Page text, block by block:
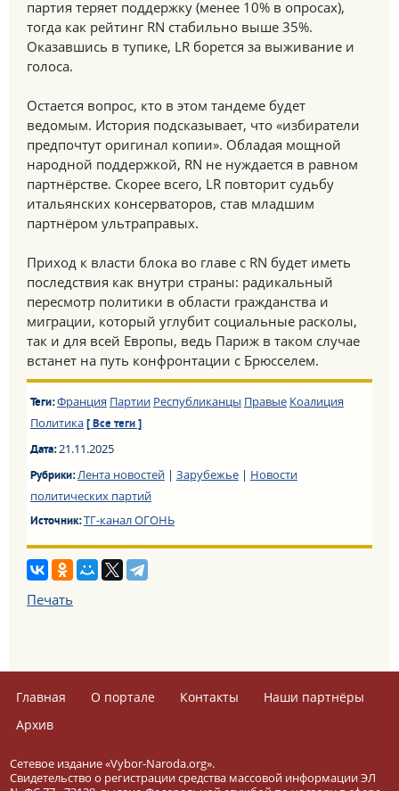
партия теряет поддержку (менее 10% в опросах),
тогда как рейтинг RN стабильно выше 35%.
Оказавшись в тупике, LR борется за выживание и
голоса.
Остается вопрос, кто в этом тандеме будет
ведомым. История подсказывает, что «избиратели
предпочтут оригинал копии». Обладая мощной
народной поддержкой, RN не нуждается в равном
партнёрстве. Скорее всего, LR повторит судьбу
итальянских консерваторов, став младшим
партнёром ультраправых.
Приход к власти блока во главе с RN будет иметь
последствия как внутри страны: радикальный
пересмотр политики в области гражданства и
миграции, который углубит социальные расколы,
так и для всей Европы, ведь Париж в таком случае
встанет на путь конфронтации с Брюсселем.
Теги:Франция Партии Республиканцы Правые Коалиция
Политика [ Все теги ]
Дата:21.11.2025
Рубрики:Лента новостей| Зарубежье| Новости
политических партий
Источник:ТГ-канал ОГОНЬ
Печать
Главная О портале Контакты
Наши партнёры
Архив
Сетевое издание «Vybor-Naroda.org».
Свидетельство о регистрации средства массовой информации ЭЛ